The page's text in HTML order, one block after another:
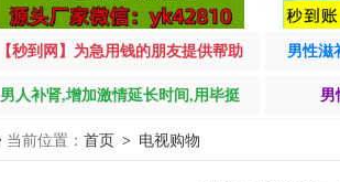
【秒到网】为急用钱的朋友提供帮助 男性滋
男人补肾,增加激情延长时间,用毕挺 男
当前位置： 首页 > 电视购物